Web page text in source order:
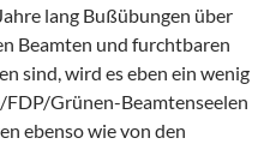
lang Bußübungen über
Beamten und furchtbaren
sind, wird es eben ein wenig
Grünen-Beamtenseelen
ebenso wie von den